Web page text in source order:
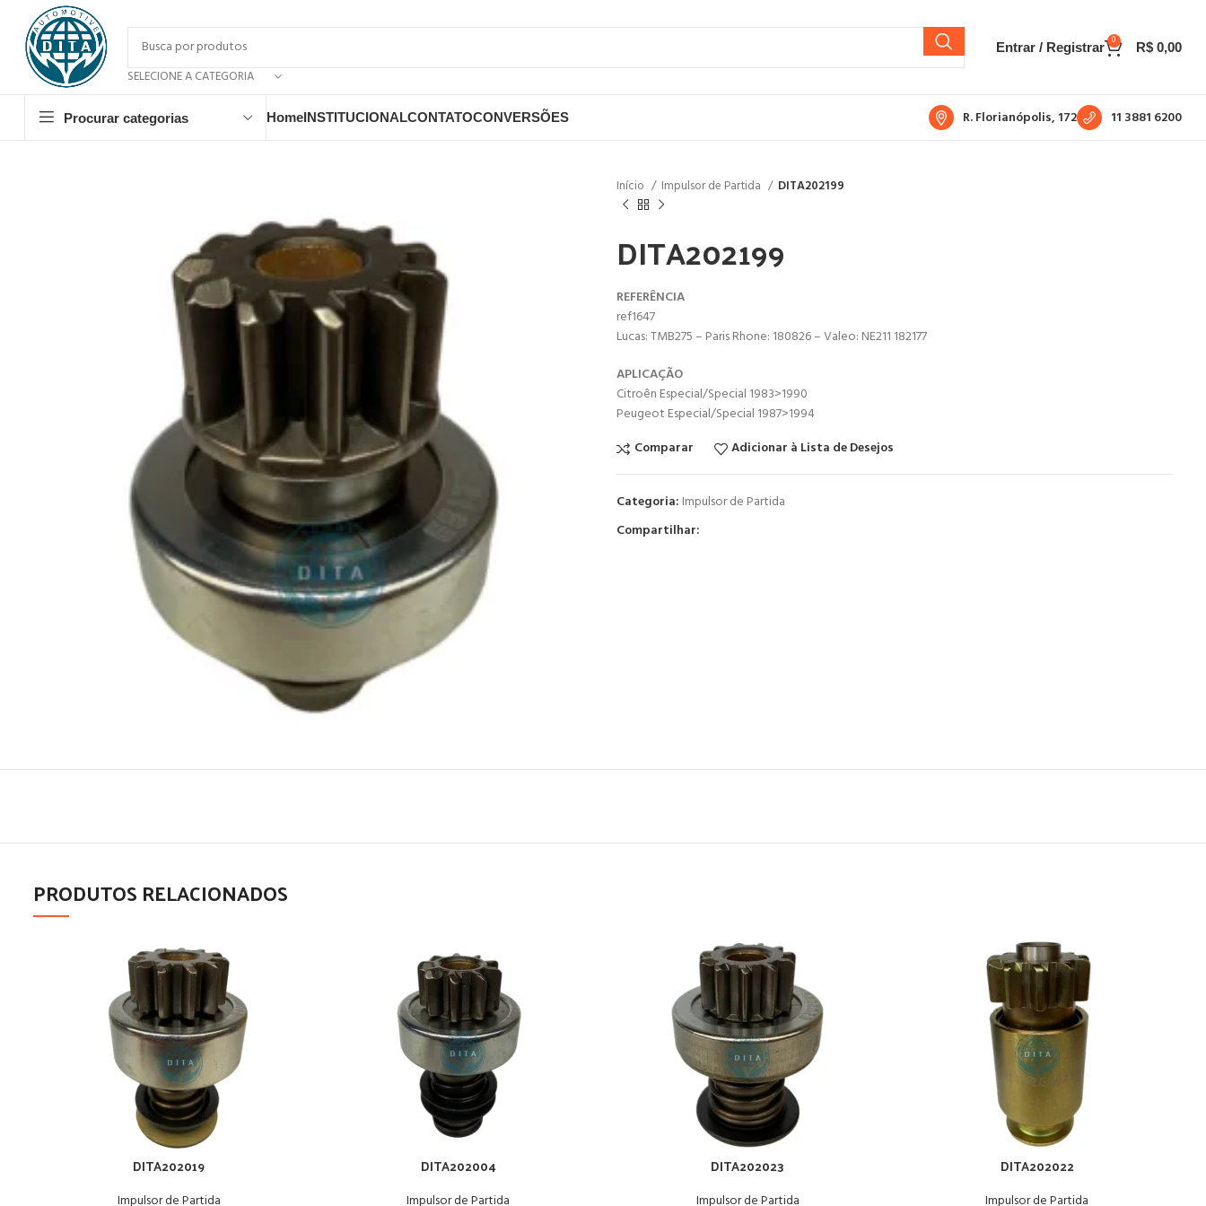
SELECIONE A CATEGORIA
Entrar / Registrar 0 R$ 0,00
Procurar categorias HomeINSTITUCIONALCONTATOCONVERSÕES R. Florianópolis, 172 11 3881 6200
Início Impulsor de Partida DITA202199
DITA202199
REFERÊNCIA
ref1647
Lucas: TMB275 – Paris Rhone: 180826 – Valeo: NE211 182177
APLICAÇÃO
Citroên Especial/Special 1983>1990
Peugeot Especial/Special 1987>1994
Comparar
Adicionar à Lista de Desejos
Categoria: Impulsor de Partida
Compartilhar:
PRODUTOS RELACIONADOS
DITA202019
Impulsor de Partida
DITA202004
Impulsor de Partida
DITA202023
Impulsor de Partida
DITA202022
Impulsor de Partida